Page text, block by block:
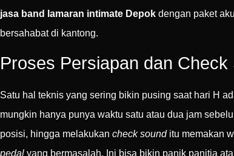
jasa band lamaran intimate Depok dengan paket
bersahabat di kantong.
Proses Persiapan dan
Satu hal teknis yang sering bikin pusing saat hari H
mungkin hanya punya waktu satu atau dua jam
posisi, hingga melakukan check sounditu memakan
pedal yang bermasalah. Ini bisa bikin panik panitia